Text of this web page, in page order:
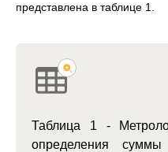
представлена в таблице 1.
Таблица 1 -
определения